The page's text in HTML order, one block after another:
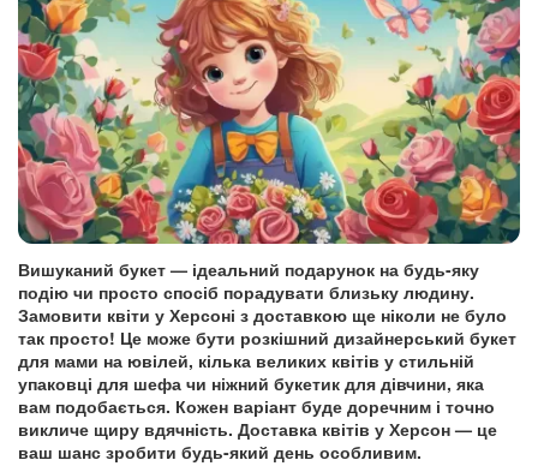
Вишуканий букет — ідеальний подарунок на будь-яку
подію чи просто спосіб порадувати близьку людину.
Замовити квіти у Херсоні з доставкою ще ніколи не було
так просто! Це може бути розкішний дизайнерський букет
для мами на ювілей, кілька великих квітів у стильній
упаковці для шефа чи ніжний букетик для дівчини, яка
вам подобається. Кожен варіант буде доречним і точно
викличе щиру вдячність. Доставка квітів у Херсон — це
ваш шанс зробити будь-який день особливим.